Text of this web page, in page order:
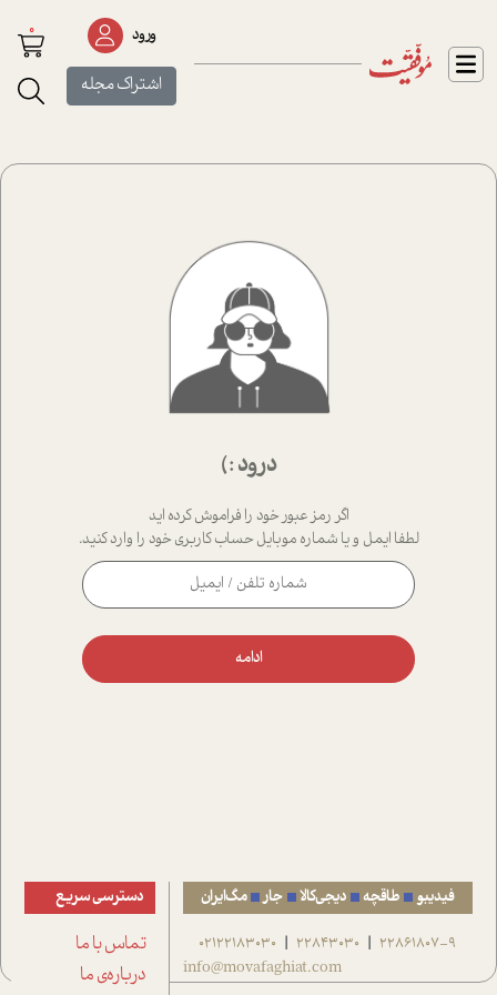
ورود
اشتراک مجله
0
درود :)
اگر رمز عبور خود را فراموش کرده اید
لطفا ایمل و یا شماره موبایل حساب کاربری خود را وارد کنید.
ادامه
فیدیبو طاقچه دیجی‌کالا جار مگ‌ایران
22861807-9
|
22843030
|
02122183030
info@movafaghiat.com
دسترسی سریع
تماس با ما
درباره‌ی ما